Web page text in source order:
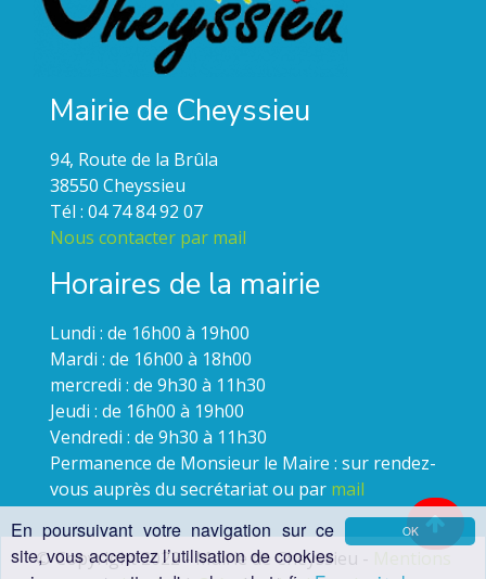
OK
En poursuivant votre navigation sur ce
site, vous acceptez l’utilisation de cookies
Mairie de Cheyssieu
94, Route de la Brûla
38550 Cheyssieu
Tél : 04 74 84 92 07
Nous contacter par mail
Horaires de la mairie
Lundi : de 16h00 à 19h00
Mardi : de 16h00 à 18h00
mercredi : de 9h30 à 11h30
Jeudi : de 16h00 à 19h00
Vendredi : de 9h30 à 11h30
Permanence de Monsieur le Maire : sur rendez-
vous auprès du secrétariat ou par mail
© Copyright 2022 - Mairie de Cheyssieu -